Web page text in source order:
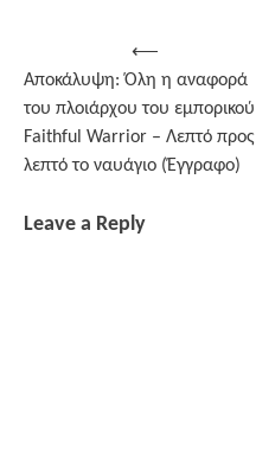
navigation
⟵
Αποκάλυψη: Όλη η αναφορά
του πλοιάρχου του εμπορικού
Faithful Warrior – Λεπτό προς
λεπτό το ναυάγιο (Έγγραφο)
Leave a Reply